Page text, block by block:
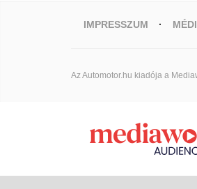
IMPRESSZUM
Az Automotor.hu kiadója a